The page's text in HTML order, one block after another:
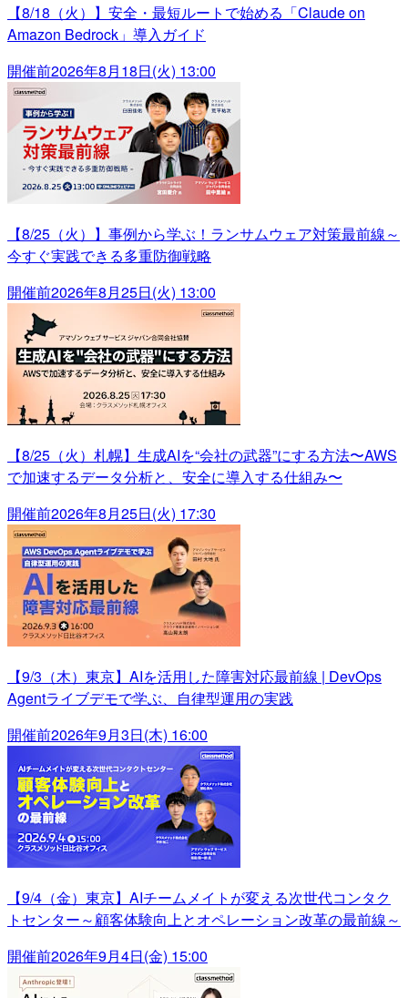
【8/18（火）】安全・最短ルートで始める「Claude on
Amazon Bedrock」導入ガイド
開催前2026年8月18日(火) 13:00
【8/25（火）】事例から学ぶ！ランサムウェア対策最前線～
今すぐ実践できる多重防御戦略
開催前2026年8月25日(火) 13:00
【8/25（火）札幌】生成AIを“会社の武器”にする方法〜AWS
で加速するデータ分析と、安全に導入する仕組み〜
開催前2026年8月25日(火) 17:30
【9/3（木）東京】AIを活用した障害対応最前線 | DevOps
Agentライブデモで学ぶ、自律型運用の実践
開催前2026年9月3日(木) 16:00
【9/4（金）東京】AIチームメイトが変える次世代コンタク
トセンター～顧客体験向上とオペレーション改革の最前線～
開催前2026年9月4日(金) 15:00